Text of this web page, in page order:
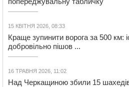
15 КВІТНЯ 2026, 08:33
Краще зупинити ворога за 500 км:
добровільно пішов ...
16 ТРАВНЯ 2026, 11:02
Над Черкащиною збили 15